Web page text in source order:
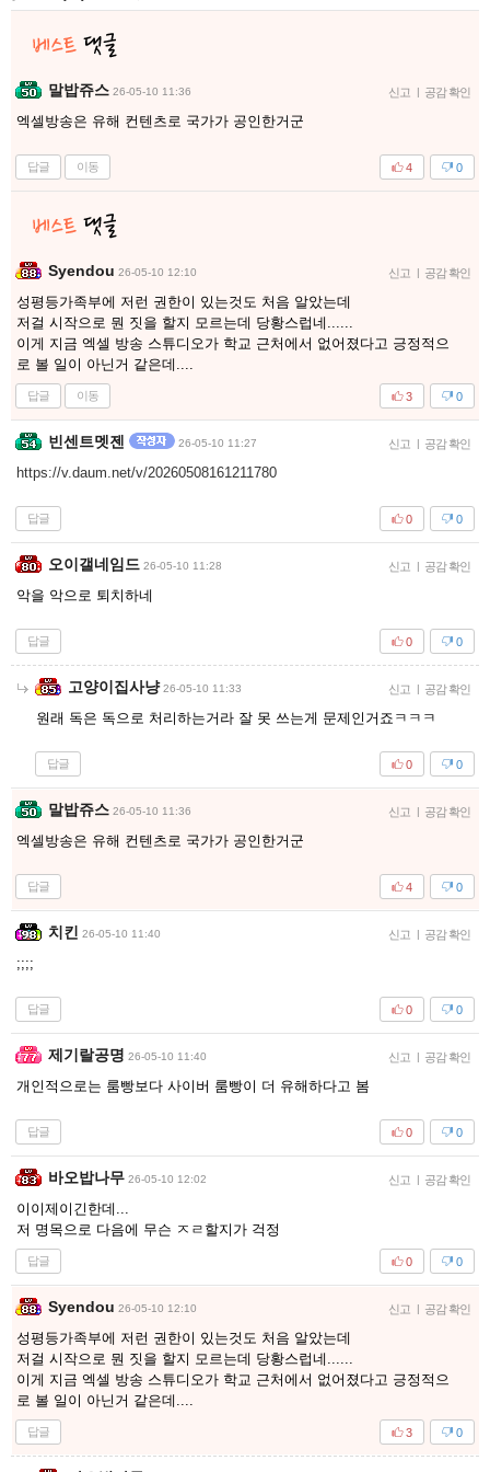
말밥쥬스 26-05-10 11:36 신고 | 공감 확인
엑셀방송은 유해 컨텐츠로 국가가 공인한거군
답글 이동 0
4
Syendou 26-05-10 12:10 신고 | 공감 확인
성평등가족부에 저런 권한이 있는것도 처음 알았는데
저걸 시작으로 뭔 짓을 할지 모르는데 당황스럽네......
이게 지금 엑셀 방송 스튜디오가 학교 근처에서 없어졌다고 긍정적으
로 볼 일이 아닌거 같은데....
답글 이동 0
3
빈센트멧젠 26-05-10 11:27 신고 | 공감 확인
https://v.daum.net/v/20260508161211780
답글 0
0
오이갤네임드 26-05-10 11:28 신고 | 공감 확인
악을 악으로 퇴치하네
답글 0
0
고양이집사냥 26-05-10 11:33 신고 | 공감 확인
원래 독은 독으로 처리하는거라 잘 못 쓰는게 문제인거죠ㅋㅋㅋ
답글 0
0
말밥쥬스 26-05-10 11:36 신고 | 공감 확인
엑셀방송은 유해 컨텐츠로 국가가 공인한거군
답글 0
4
치킨 26-05-10 11:40 신고 | 공감 확인
;;;;
답글 0
0
제기랄공명 26-05-10 11:40 신고 | 공감 확인
개인적으로는 룸빵보다 사이버 룸빵이 더 유해하다고 봄
답글 0
0
바오밥나무 26-05-10 12:02 신고 | 공감 확인
이이제이긴한데...
저 명목으로 다음에 무슨 ㅈㄹ할지가 걱정
답글 0
0
Syendou 26-05-10 12:10 신고 | 공감 확인
성평등가족부에 저런 권한이 있는것도 처음 알았는데
저걸 시작으로 뭔 짓을 할지 모르는데 당황스럽네......
이게 지금 엑셀 방송 스튜디오가 학교 근처에서 없어졌다고 긍정적으
로 볼 일이 아닌거 같은데....
답글 0
3